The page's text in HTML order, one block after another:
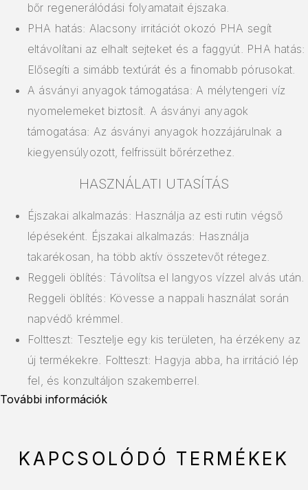
bőr regenerálódási folyamatait éjszaka.
PHA hatás: Alacsony irritációt okozó PHA segít
eltávolítani az elhalt sejteket és a faggyút. PHA hatás:
Elősegíti a simább textúrát és a finomabb pórusokat.
A ásványi anyagok támogatása: A mélytengeri víz
nyomelemeket biztosít. A ásványi anyagok
támogatása: Az ásványi anyagok hozzájárulnak a
kiegyensúlyozott, felfrissült bőrérzethez.
HASZNÁLATI UTASÍTÁS
Éjszakai alkalmazás: Használja az esti rutin végső
lépéseként. Éjszakai alkalmazás: Használja
takarékosan, ha több aktív összetevőt rétegez.
Reggeli öblítés: Távolítsa el langyos vízzel alvás után.
Reggeli öblítés: Kövesse a nappali használat során
napvédő krémmel.
Foltteszt: Tesztelje egy kis területen, ha érzékeny az
új termékekre. Foltteszt: Hagyja abba, ha irritáció lép
fel, és konzultáljon szakemberrel.
További információk
KAPCSOLÓDÓ TERMÉKEK